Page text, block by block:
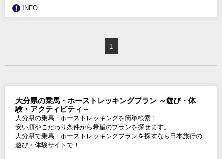
INFO
1
大分県の乗馬・ホーストレッキングプラン ～遊び・体
験・アクティビティ～
大分県の乗馬・ホーストレッキングを簡単検索！
安い順やこだわり条件から希望のプランを探せます。
大分県で乗馬・ホーストレッキングプランを探すなら日本旅行の
遊び・体験サイトで！